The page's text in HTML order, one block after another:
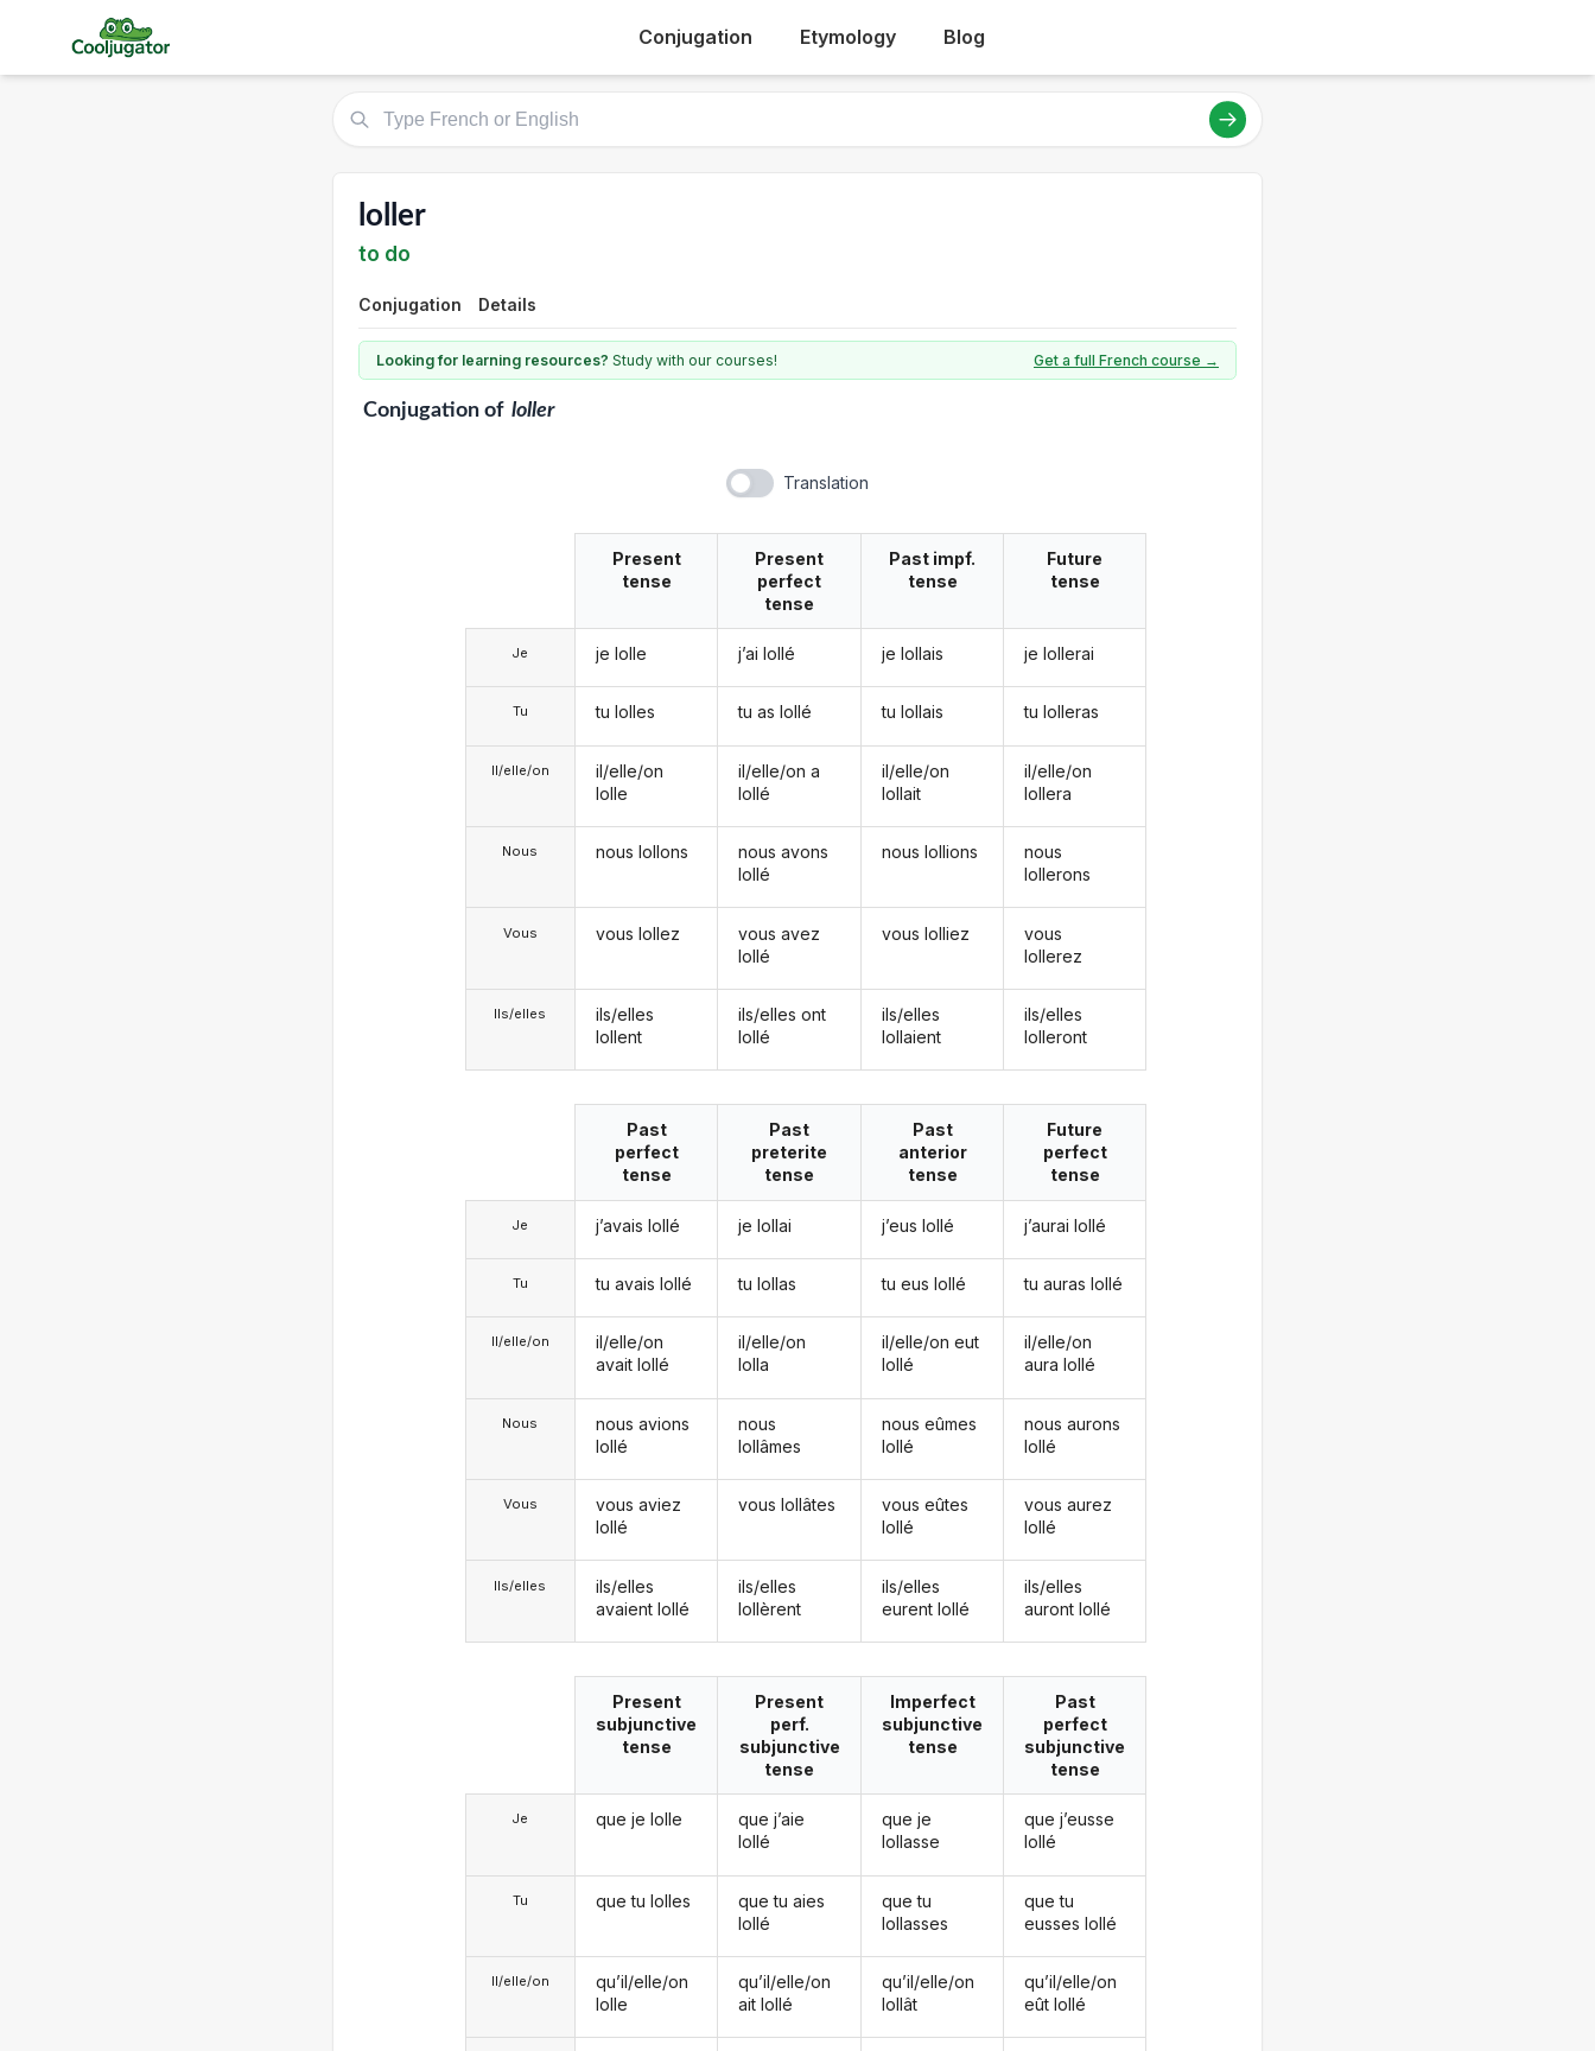
Conjugation Etymology Blog
loller
to do
Conjugation Details
Looking for learning resources? Study with our courses! Get a full French course →
Conjugationof loller
Translation
Je
Tu
Il/elle/on
Nous
Vous
Ils/elles
Present
tense
je lolle
tu lolles
il/elle/on
lolle
nous lollons
vous lollez
ils/elles
lollent
Present
perfect
tense
j’ai lollé
tu as lollé
il/elle/on a
lollé
nous avons
lollé
vous avez
lollé
ils/elles ont
lollé
Past impf.
tense
je lollais
tu lollais
il/elle/on
lollait
nous lollions
vous lolliez
ils/elles
lollaient
Future
tense
je lollerai
tu lolleras
il/elle/on
lollera
nous
lollerons
vous
lollerez
ils/elles
lolleront
Je
Tu
Il/elle/on
Nous
Vous
Ils/elles
Past
perfect
tense
j’avais lollé
tu avais lollé
il/elle/on
avait lollé
nous avions
lollé
vous aviez
lollé
ils/elles
avaient lollé
Past
preterite
tense
je lollai
tu lollas
il/elle/on
lolla
nous
lollâmes
vous lollâtes
ils/elles
lollèrent
Past
anterior
tense
j’eus lollé
tu eus lollé
il/elle/on eut
lollé
nous eûmes
lollé
vous eûtes
lollé
ils/elles
eurent lollé
Future
perfect
tense
j’aurai lollé
tu auras lollé
il/elle/on
aura lollé
nous aurons
lollé
vous aurez
lollé
ils/elles
auront lollé
Je
Tu
Il/elle/on
Present
subjunctive
tense
que je lolle
que tu lolles
qu’il/elle/on
lolle
Present
perf.
subjunctive
tense
que j’aie
lollé
que tu aies
lollé
qu’il/elle/on
ait lollé
Imperfect
subjunctive
tense
que je
lollasse
que tu
lollasses
qu’il/elle/on
lollât
Past
perfect
subjunctive
tense
que j’eusse
lollé
que tu
eusses lollé
qu’il/elle/on
eût lollé